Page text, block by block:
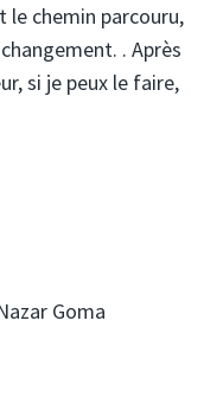
le chemin parcouru,
. Après
si je peux le faire,
Goma